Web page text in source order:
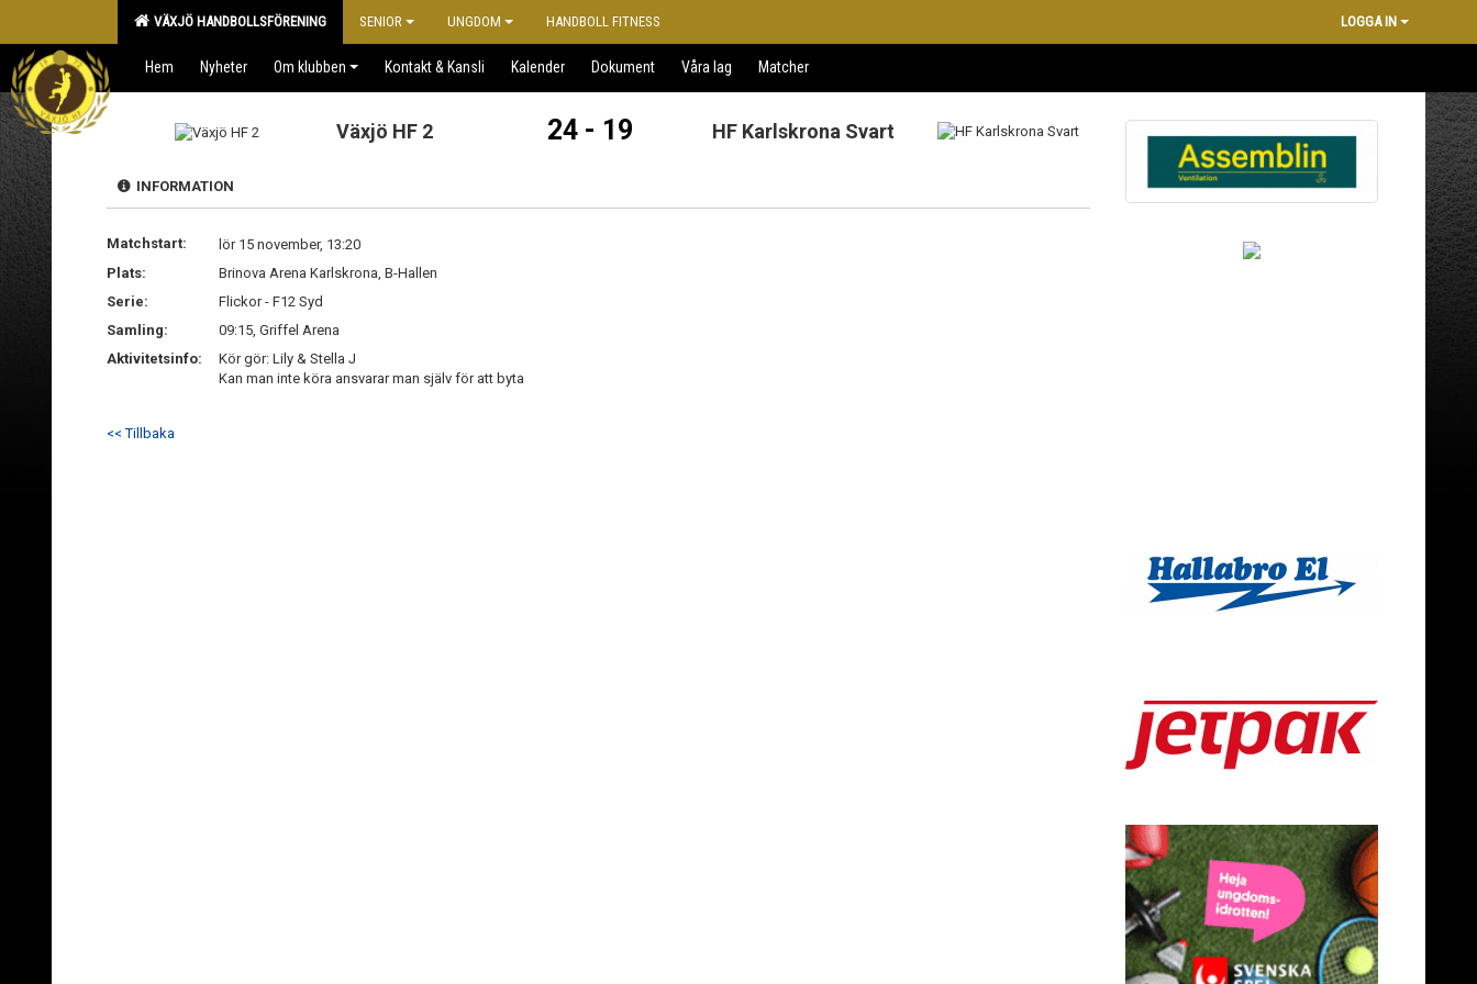
VÄXJÖ HANDBOLLSFÖRENING SENIOR UNGDOM HANDBOLL FITNESS LOGGA IN
Hem Nyheter Om klubben Kontakt & Kansli Kalender Dokument Våra lag Matcher
Växjö HF 2 24 - 19 HF Karlskrona Svart
INFORMATION
Matchstart:
lör 15 november, 13:20
Plats:
Brinova Arena Karlskrona, B-Hallen
Serie:
Flickor - F12 Syd
Samling:
09:15, Griffel Arena
Aktivitetsinfo:
Kör gör: Lily & Stella J
Kan man inte köra ansvarar man själv för att byta
<< Tillbaka